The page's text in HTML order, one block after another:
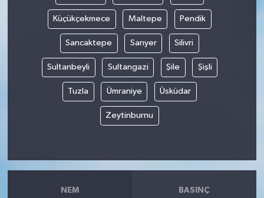
Küçükçekmece Maltepe Pendik
Sancaktepe Sarıyer Silivri
Sultanbeyli Sultangazi Şile Şişli
Tuzla Ümraniye Üsküdar
Zeytinburnu
NEM BASINÇ